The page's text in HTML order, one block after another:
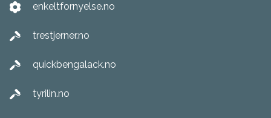
enkeltfornyelse.no
trestjerner.no
quickbengalack.no
tyrilin.no